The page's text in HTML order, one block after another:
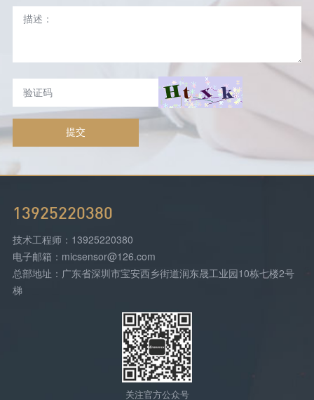
提交
13925220380
技术工程师：13925220380
电子邮箱：micsensor@126.com
总部地址：广东省深圳市宝安西乡街道润东晟工业园10栋七楼2号
梯
关注官方公众号